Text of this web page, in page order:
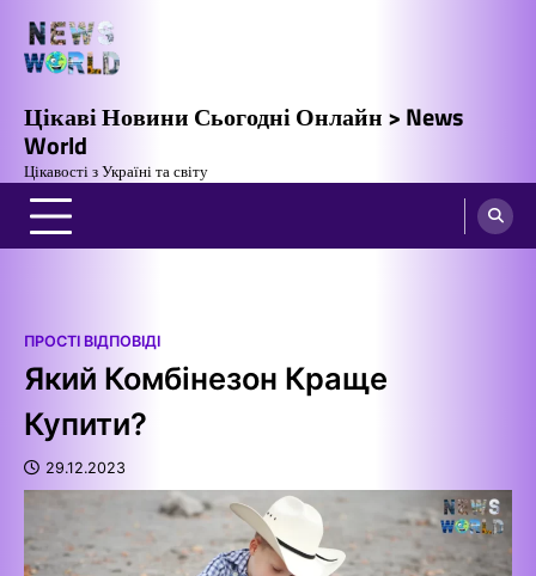
вмісту
Цікаві Новини Сьогодні Онлайн > News
World
Цікавості з Україні та світу
ПРОСТІ ВІДПОВІДІ
Який Комбінезон Краще
Купити?
29.12.2023